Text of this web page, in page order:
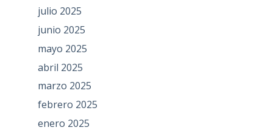
julio 2025
junio 2025
mayo 2025
abril 2025
marzo 2025
febrero 2025
enero 2025